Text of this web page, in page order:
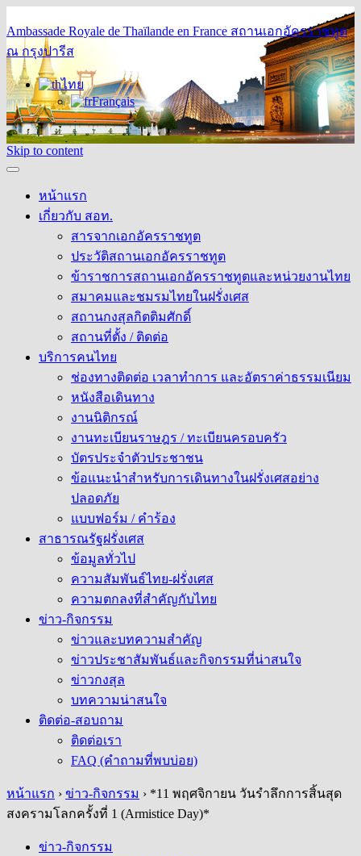
Ambassade Royale de Thaïlande en France สถานเอกอัครราชทูต
ณ กรุงปารีส
ไทย
Français
Skip to content
หน้าแรก
เกี่ยวกับ สอท.
สารจากเอกอัครราชทูต
ประวัติสถานเอกอัครราชทูต
ข้าราชการสถานเอกอัครราชทูตและหน่วยงานไทย
สมาคมและชมรมไทยในฝรั่งเศส
สถานกงสุลกิตติมศักดิ์
สถานที่ตั้ง / ติดต่อ
บริการคนไทย
ช่องทางติดต่อ เวลาทำการ และอัตราค่าธรรมเนียม
หนังสือเดินทาง
งานนิติกรณ์
งานทะเบียนราษฎร / ทะเบียนครอบครัว
บัตรประจำตัวประชาชน
ข้อแนะนำสำหรับการเดินทางในฝรั่งเศสอย่าง
ปลอดภัย
แบบฟอร์ม / คำร้อง
สาธารณรัฐฝรั่งเศส
ข้อมูลทั่วไป
ความสัมพันธ์ไทย-ฝรั่งเศส
ความตกลงที่สำคัญกับไทย
ข่าว-กิจกรรม
ข่าวและบทความสำคัญ
ข่าวประชาสัมพันธ์และกิจกรรมที่น่าสนใจ
ข่าวกงสุล
บทความน่าสนใจ
ติดต่อ-สอบถาม
ติดต่อเรา
FAQ (คำถามที่พบบ่อย)
หน้าแรก › ข่าว-กิจกรรม › *11 พฤศจิกายน วันรำลึกการสิ้นสุด
สงครามโลกครั้งที่ 1 (Armistice Day)*
ข่าว-กิจกรรม